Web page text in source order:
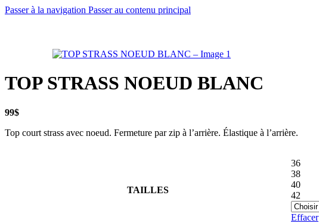
Passer à la navigation Passer au contenu principal
TOP STRASS NOEUD BLANC
99$
Top court strass avec noeud. Fermeture par zip à l’arrière. Élastique à l’arrière.
TAILLES
36
38
40
42
Effacer